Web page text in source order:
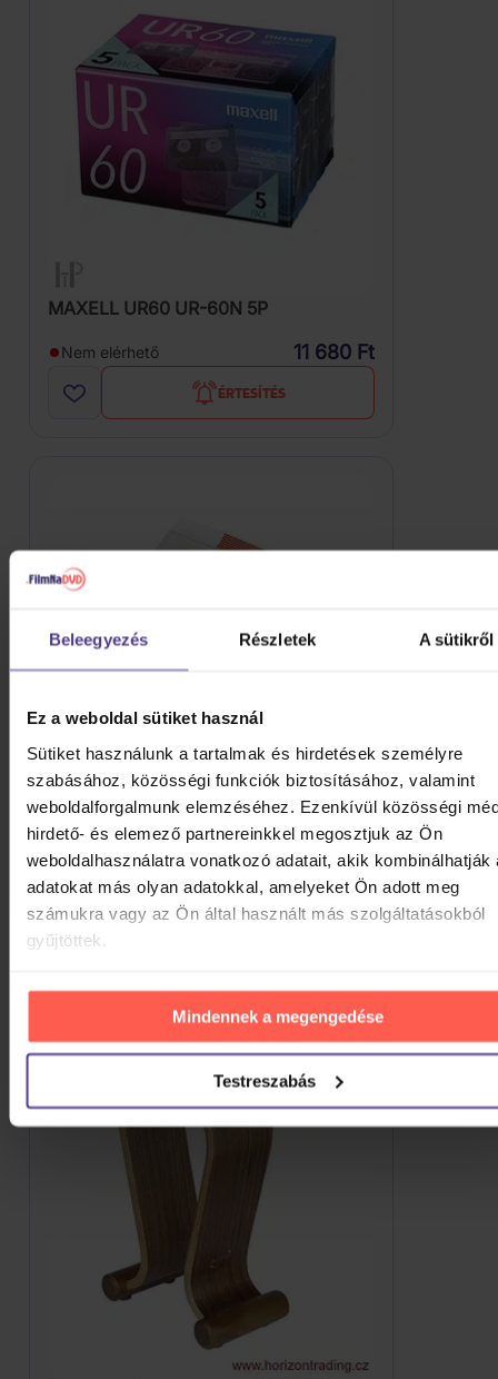
Beleegyezés Részletek A sütikről
Ez a weboldal sütiket használ
Sütiket használunk a tartalmak és hirdetések személyre
szabásához, közösségi funkciók biztosításához, valamint
weboldalforgalmunk elemzéséhez. Ezenkívül közösségi
hirdető- és elemező partnereinkkel megosztjuk az Ön
weboldalhasználatra vonatkozó adatait, akik kombinálhatják
adatokat más olyan adatokkal, amelyeket Ön adott meg
számukra vagy az Ön által használt más szolgáltatásokból
gyűjtöttek.
Mindennek a megengedése
Testreszabás
MAXELL UR60 UR-60N 5P
Nem elérhető 11 680 Ft
ÉRTESÍTÉS
Spincare CLARITY 12 Inch SINGLE LP
Resealable Outer Record Sleeves
Nem elérhető 9 290 Ft
ÉRTESÍTÉS